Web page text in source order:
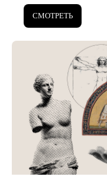
СМОТРЕТЬ